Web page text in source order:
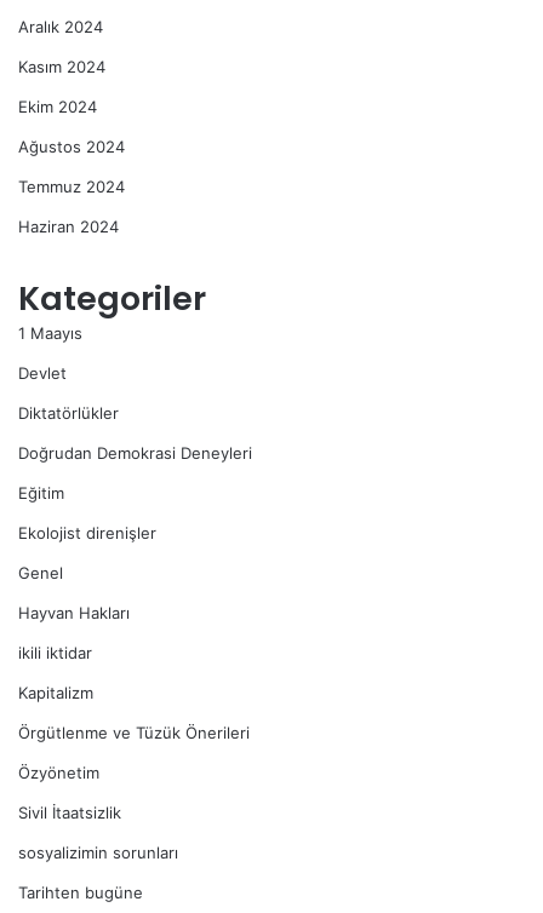
Aralık 2024
Kasım 2024
Ekim 2024
Ağustos 2024
Temmuz 2024
Haziran 2024
Kategoriler
1 Maayıs
Devlet
Diktatörlükler
Doğrudan Demokrasi Deneyleri
Eğitim
Ekolojist direnişler
Genel
Hayvan Hakları
ikili iktidar
Kapitalizm
Örgütlenme ve Tüzük Önerileri
Özyönetim
Sivil İtaatsizlik
sosyalizimin sorunları
Tarihten bugüne